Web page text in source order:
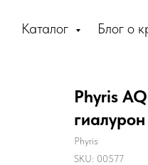
Каталог Блог о
Phyris
Phyris
SKU: 00577